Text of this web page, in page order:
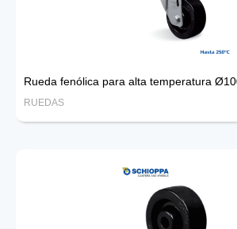
Rueda fenólica para alta temperatura
RUEDAS